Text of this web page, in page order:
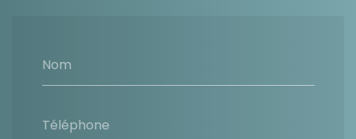
Nom
Téléphone